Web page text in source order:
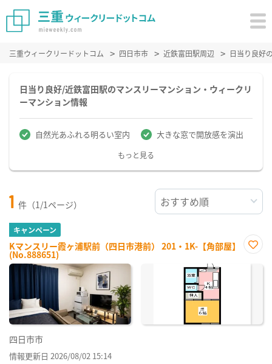
三重ウィークリードットコム 四日市市 近鉄富田駅周辺 日当り良好
日当り良好/近鉄富田駅のマンスリーマンション・ウィークリ
ーマンション情報
自然光あふれる明るい室内 大きな窓で開放感を演出
もっと見る
1 件（1/1ページ）
キャンペーン
Kマンスリー霞ヶ浦駅前（四日市港前） 201・1K-【角部屋】
(No.888651)
に入
四日市市
情報更新日 2026/08/02 15:14